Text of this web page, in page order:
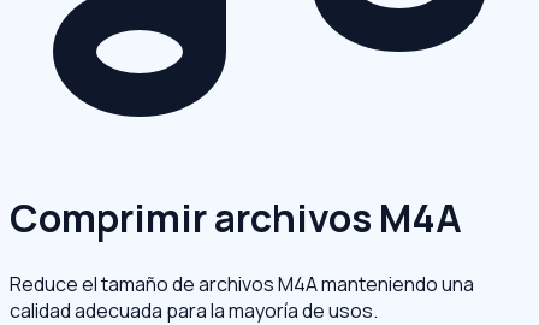
Comprimir archivos M4A
Reduce el tamaño de archivos M4A manteniendo una
calidad adecuada para la mayoría de usos.